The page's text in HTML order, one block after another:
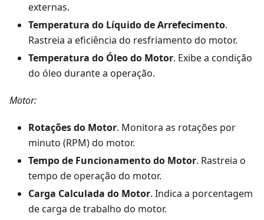
externas.
Temperatura do Líquido de Arrefecimento.
Rastreia a eficiência do resfriamento do motor.
Temperatura do Óleo do Motor. Exibe a condição
do óleo durante a operação.
Motor:
Rotações do Motor. Monitora as rotações por
minuto (RPM) do motor.
Tempo de Funcionamento do Motor. Rastreia o
tempo de operação do motor.
Carga Calculada do Motor. Indica a porcentagem
de carga de trabalho do motor.